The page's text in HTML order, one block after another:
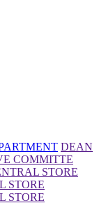
DEAN
COMMITTE
STORE
STORE
STORE